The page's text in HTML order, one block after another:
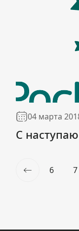
04 марта
С
6 7